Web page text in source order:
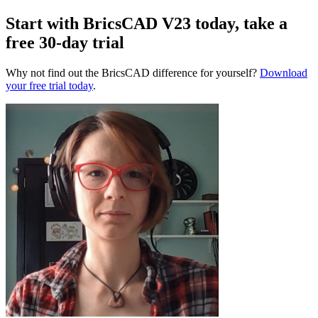
Start with BricsCAD V23 today, take a
free 30-day trial
Why not find out the BricsCAD difference for yourself? Download
your free trial today.